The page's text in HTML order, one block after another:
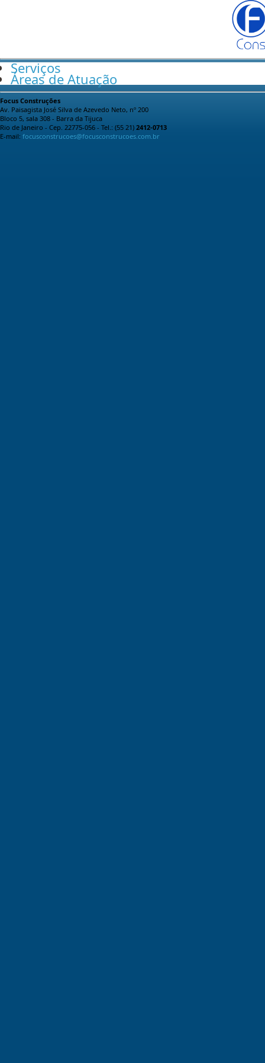
Serviços
Áreas de Atuação
Focus Construções
Av. Paisagista José Silva de Azevedo Neto, nº 200
Bloco 5, sala 308 - Barra da Tijuca
Rio de Janeiro - Cep. 22775-056 - Tel.: (55 21) 2412-0713
E-mail: focusconstrucoes@focusconstrucoes.com.br